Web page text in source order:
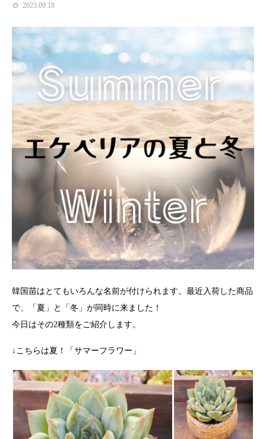
2023.09.18
韓国苗はとてもいろんな名前が付けられます。最近入荷した商品
で、「夏」と「冬」が同時に来ました！
今日はその2種類をご紹介します。
↓こちらは夏！「サマーフラワー」